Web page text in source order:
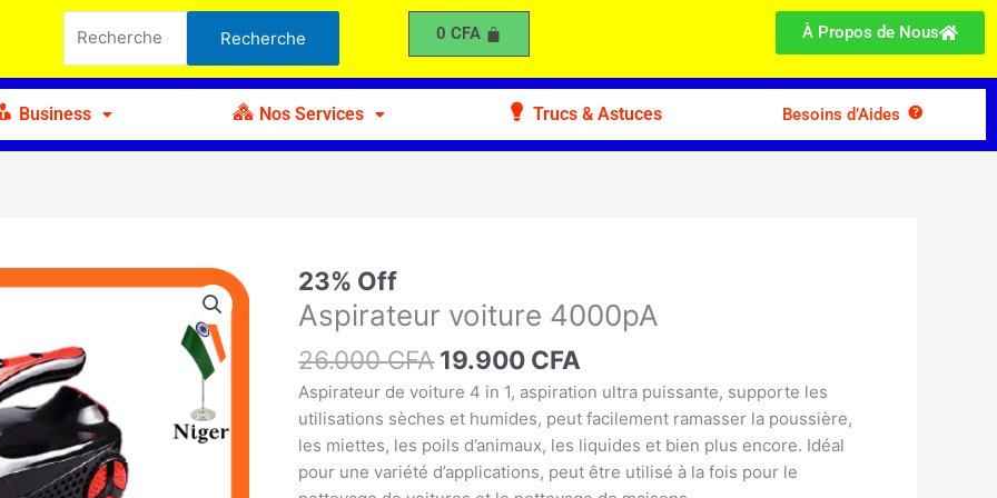
pour :
Recherche 0 CFA À Propos de Nous
Business Nos Services Trucs & Astuces Besoins d’Aides
23% Off
Aspirateur voiture 4000pA
26.000CFA
prix
initial
était :
26.000 CFA.
19.900 CFA
prix
actuel
19.900 CFA.
Aspirateur de voiture 4 in 1, aspiration ultra puissante, supporte les
utilisations sèches et humides, peut facilement ramasser la poussière,
les miettes, les poils d’animaux, les liquides et bien plus encore. Idéal
pour une variété d’applications, peut être utilisé à la fois pour le
quantité
de
Aspirateur
voiture
4000pA
était :
26.000 CFA.
est :